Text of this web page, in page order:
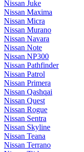
Nissan Juke
Nissan Maxima
Nissan Micra
Nissan Murano
Nissan Navara
Nissan Note
Nissan NP300
Nissan Pathfinder
Nissan Patrol
Nissan Primera
Nissan Qashqai
Nissan Quest
Nissan Rogue
Nissan Sentra
Nissan Skyline
Nissan Teana
Nissan Terrano